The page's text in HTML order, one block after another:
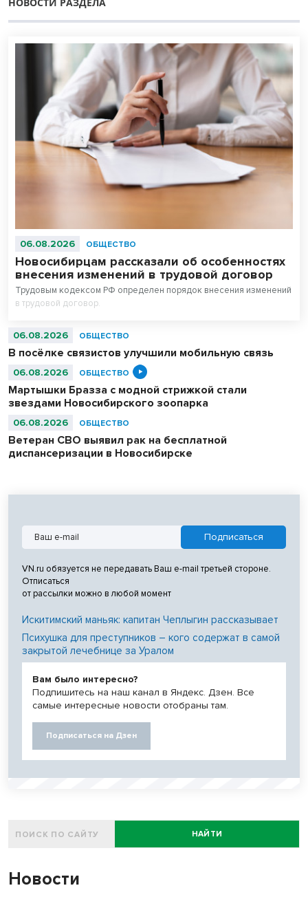
НОВОСТИ РАЗДЕЛА
06.08.2026 ОБЩЕСТВО
Новосибирцам рассказали об особенностях
внесения изменений в трудовой договор
Трудовым кодексом РФ определен порядок внесения изменений
в трудовой договор.
06.08.2026 ОБЩЕСТВО
В посёлке связистов улучшили мобильную связь
06.08.2026 ОБЩЕСТВО
Мартышки Бразза с модной стрижкой стали
звездами Новосибирского зоопарка
06.08.2026 ОБЩЕСТВО
Ветеран СВО выявил рак на бесплатной
диспансеризации в Новосибирске
VN.ru обязуется не передавать Ваш e-mail третьей стороне.
Отписаться
от рассылки можно в любой момент
Искитимский маньяк: капитан Чеплыгин рассказывает
Психушка для преступников – кого содержат в самой
закрытой лечебнице за Уралом
Вам было интересно?
Подпишитесь на наш канал в Яндекс. Дзен. Все
самые интересные новости отобраны там.
Подписаться на Дзен
НАЙТИ
Новости